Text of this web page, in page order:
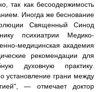
так как бесоодержимость
Иногда же беснование
Священный Синод
психиатрии Медико-
медицинская академия
рекомендации для
духовную практику.
установление грани между
— отмечает доктор